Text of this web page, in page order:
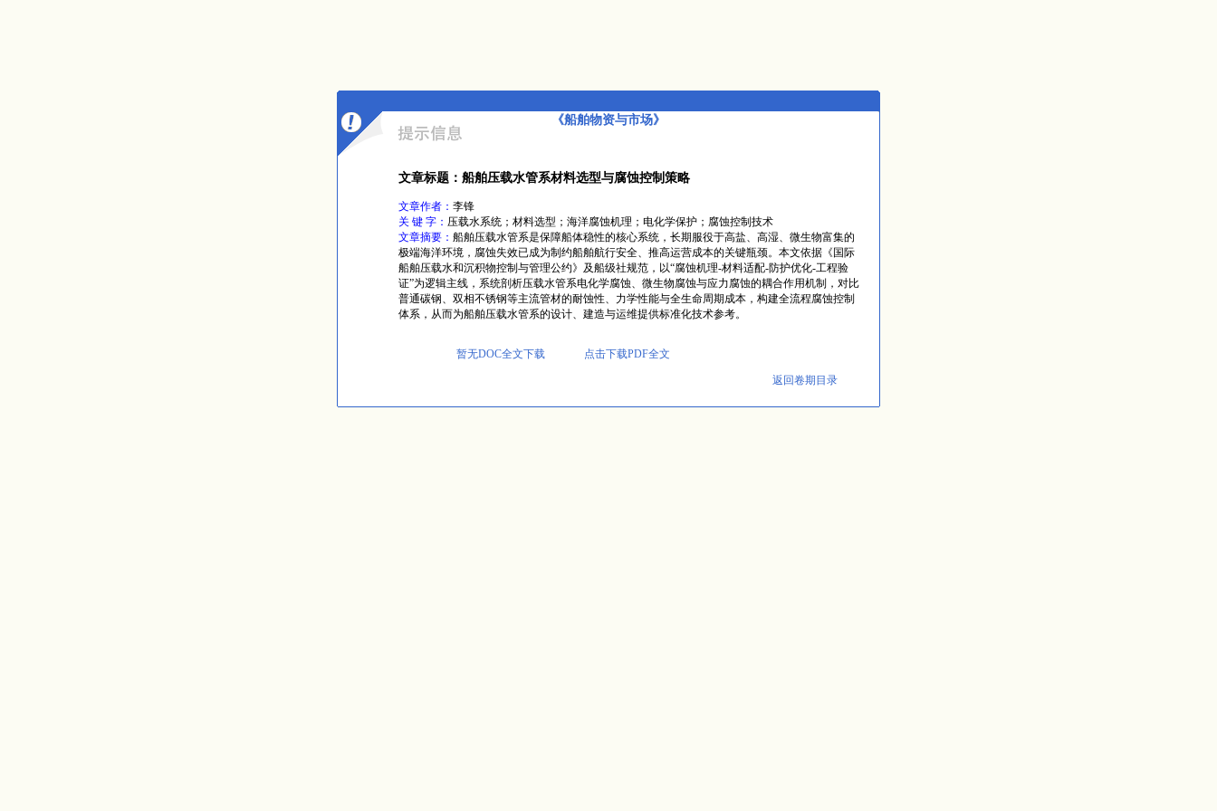
《船舶物资与市场》
文章标题：船舶压载水管系材料选型与腐蚀控制策略
文章作者： 李锋
关 键 字： 压载水系统；材料选型；海洋腐蚀机理；电化学保护；腐蚀控制技术
文章摘要： 船舶压载水管系是保障船体稳性的核心系统，长期服役于高盐、高湿、微生物富集的
极端海洋环境，腐蚀失效已成为制约船舶航行安全、推高运营成本的关键瓶颈。本文依据《国际
船舶压载水和沉积物控制与管理公约》及船级社规范，以“腐蚀机理-材料适配-防护优化-工程验
证”为逻辑主线，系统剖析压载水管系电化学腐蚀、微生物腐蚀与应力腐蚀的耦合作用机制，对比
普通碳钢、双相不锈钢等主流管材的耐蚀性、力学性能与全生命周期成本，构建全流程腐蚀控制
体系，从而为船舶压载水管系的设计、建造与运维提供标准化技术参考。
暂无DOC全文下载 点击下载PDF全文
返回卷期目录